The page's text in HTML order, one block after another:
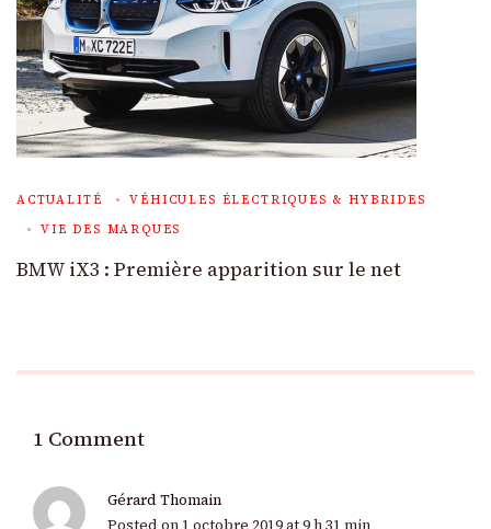
ACTUALITÉ
VÉHICULES ÉLECTRIQUES & HYBRIDES
VIE DES MARQUES
BMW iX3 : Première apparition sur le net
1 Comment
Gérard Thomain
Posted on 1 octobre 2019 at 9 h 31 min